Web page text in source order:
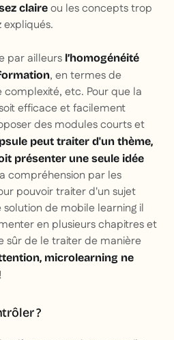
claire ou les concepts trop
par ailleurs l’homogénéité
, en termes de
etc. Pour que la
efficace et facilement
des modules courts et
peut traiter d'un thème,
présenter une seule idée
compréhension par les
pouvoir traiter d'un sujet
de mobile learning il
en plusieurs chapitres et
sûr de le traiter de manière
microlearning ne
!
?